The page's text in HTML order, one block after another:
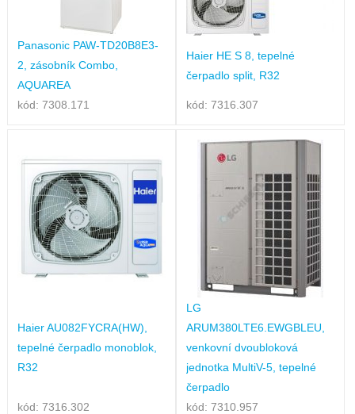
Panasonic PAW-TD20B8E3-
2, zásobník Combo,
AQUAREA
kód: 7308.171
Haier HE S 8, tepelné
čerpadlo split, R32
kód: 7316.307
Haier AU082FYCRA(HW),
tepelné čerpadlo monoblok,
R32
kód: 7316.302
LG
ARUM380LTE6.EWGBLEU,
venkovní dvoubloková
jednotka MultiV-5, tepelné
čerpadlo
kód: 7310.957